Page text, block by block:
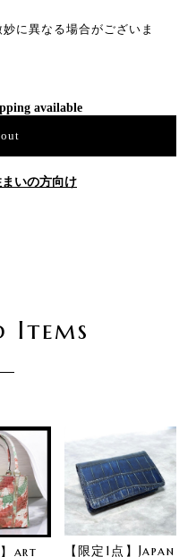
に異なる場合がございま
available
いの方向け
Items
】art 【限定1点】Japan